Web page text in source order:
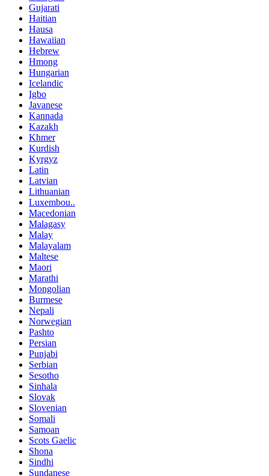
Gujarati
Haitian
Hausa
Hawaiian
Hebrew
Hmong
Hungarian
Icelandic
Igbo
Javanese
Kannada
Kazakh
Khmer
Kurdish
Kyrgyz
Latin
Latvian
Lithuanian
Luxembou..
Macedonian
Malagasy
Malay
Malayalam
Maltese
Maori
Marathi
Mongolian
Burmese
Nepali
Norwegian
Pashto
Persian
Punjabi
Serbian
Sesotho
Sinhala
Slovak
Slovenian
Somali
Samoan
Scots Gaelic
Shona
Sindhi
Sundanese